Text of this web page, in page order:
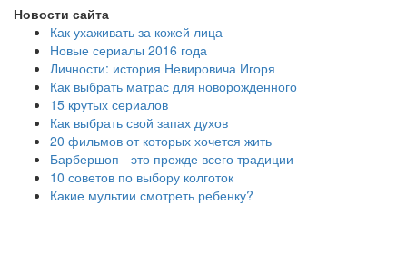
Новости сайта
Как ухаживать за кожей лица
Новые сериалы 2016 года
Личности: история Невировича Игоря
Как выбрать матрас для новорожденного
15 крутых сериалов
Как выбрать свой запах духов
20 фильмов от которых хочется жить
Барбершоп - это прежде всего традиции
10 советов по выбору колготок
Какие мультии смотреть ребенку?